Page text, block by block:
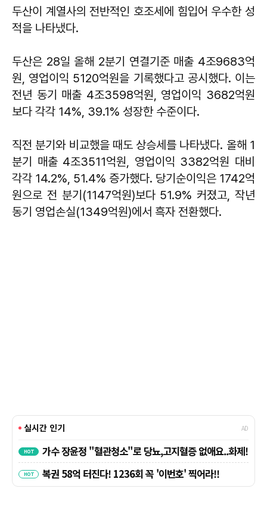
두산이 계열사의 전반적인 호조세에 힘입어 우수한 성
적을 나타냈다.
두산은 28일 올해 2분기 연결기준 매출 4조9683억
원, 영업이익 5120억원을 기록했다고 공시했다. 이는
전년 동기 매출 4조3598억원, 영업이익 3682억원
보다 각각 14%, 39.1% 성장한 수준이다.
직전 분기와 비교했을 때도 상승세를 나타냈다. 올해 1
분기 매출 4조3511억원, 영업이익 3382억원 대비
각각 14.2%, 51.4% 증가했다. 당기순이익은 1742억
원으로 전 분기(1147억원)보다 51.9% 커졌고, 작년
동기 영업손실(1349억원)에서 흑자 전환했다.